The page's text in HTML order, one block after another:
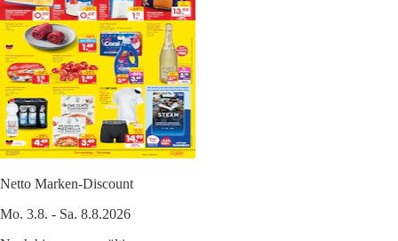
Netto Marken-Discount
Mo. 3.8. - Sa. 8.8.2026